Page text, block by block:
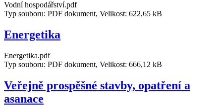
Vodní hospodářství.pdf
Typ souboru: PDF dokument, Velikost: 622,65 kB
Energetika
Energetika.pdf
Typ souboru: PDF dokument, Velikost: 666,12 kB
Veřejně prospěšné stavby, opatření a
asanace